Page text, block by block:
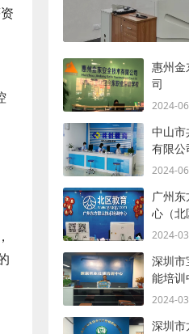
惠州金
司
2024-
中山市
有限公
2024-
广州
心（北
2024-
深圳市
能培训
2024-
深圳市